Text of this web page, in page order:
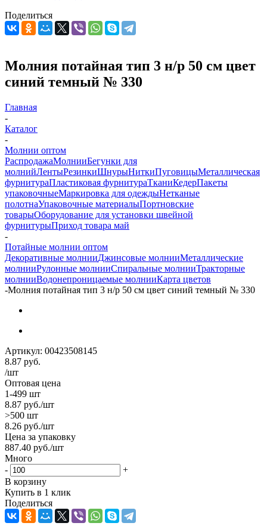
Поделиться
Молния потайная тип 3 н/р 50 см цвет
синий темный № 330
Главная
-
Каталог
-
Молнии оптом
РаспродажаМолнииБегунки для
молнийЛентыРезинкиШнурыНиткиПуговицыМеталлическая
фурнитураПластиковая фурнитураТканиКедерПакеты
упаковочныеМаркировка для одеждыНетканые
полотнаУпаковочные материалыПортновские
товарыОборудование для установки швейной
фурнитурыПриход товара май
-
Потайные молнии оптом
Декоративные молнииДжинсовые молнииМеталлические
молнииРулонные молнииСпиральные молнииТракторные
молнииВодонепроницаемые молнииКарта цветов
-Молния потайная тип 3 н/р 50 см цвет синий темный № 330
Артикул: 00423508145
8.87 руб.
/шт
Оптовая цена
1-499 шт
8.87 руб./шт
>500 шт
8.26 руб./шт
Цена за упаковку
887.40 руб./шт
Много
-
+
В корзину
Купить в 1 клик
Поделиться